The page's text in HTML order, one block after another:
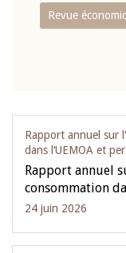
Revue
Rapport annuel sur
dans l‘UEMOA et
Rapport annuel
consommation
24 juin 2026